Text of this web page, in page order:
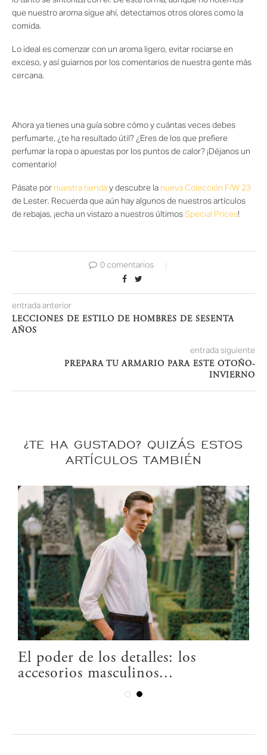
que nuestro aroma sigue ahí, detectamos otros olores como la
comida.
Lo ideal es comenzar con un aroma ligero, evitar rociarse en
exceso, y así guiarnos por los comentarios de nuestra gente más
cercana.
Ahora ya tienes una guía sobre cómo y cuántas veces debes
perfumarte, ¿te ha resultado útil? ¿Eres de los que prefiere
perfumar la ropa o apuestas por los puntos de calor? ¡Déjanos un
comentario!
Pásate por nuestra tienda y descubre la nueva Colección F/W 23
de Lester. Recuerda que aún hay algunos de nuestros artículos
de rebajas, ¡echa un vistazo a nuestros últimos Special Prices!
0 comentarios
entrada anterior
LECCIONES DE ESTILO DE HOMBRES DE SESENTA
AÑOS
entrada siguiente
PREPARA TU ARMARIO PARA ESTE OTOÑO-
INVIERNO
¿TE HA GUSTADO? QUIZÁS ESTOS
ARTÍCULOS TAMBIÉN
El poder de los detalles: los
accesorios masculinos...